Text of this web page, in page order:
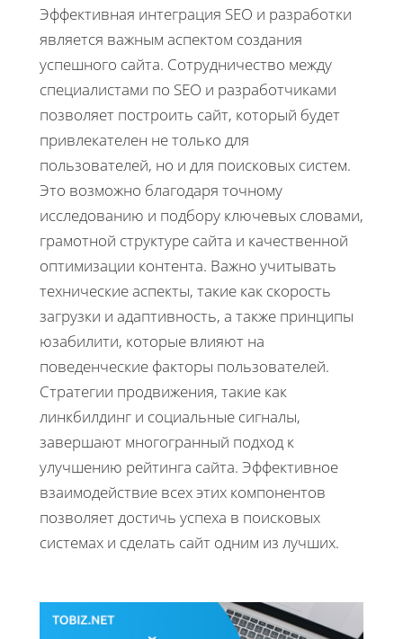
Эффективная интеграция SEO и разработки
является важным аспектом создания
успешного сайта. Сотрудничество между
специалистами по SEO и разработчиками
позволяет построить сайт, который будет
привлекателен не только для
пользователей, но и для поисковых систем.
Это возможно благодаря точному
исследованию и подбору ключевых словами,
грамотной структуре сайта и качественной
оптимизации контента. Важно учитывать
технические аспекты, такие как скорость
загрузки и адаптивность, а также принципы
юзабилити, которые влияют на
поведенческие факторы пользователей.
Стратегии продвижения, такие как
линкбилдинг и социальные сигналы,
завершают многогранный подход к
улучшению рейтинга сайта. Эффективное
взаимодействие всех этих компонентов
позволяет достичь успеха в поисковых
системах и сделать сайт одним из лучших.